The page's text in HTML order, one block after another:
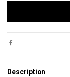
Description